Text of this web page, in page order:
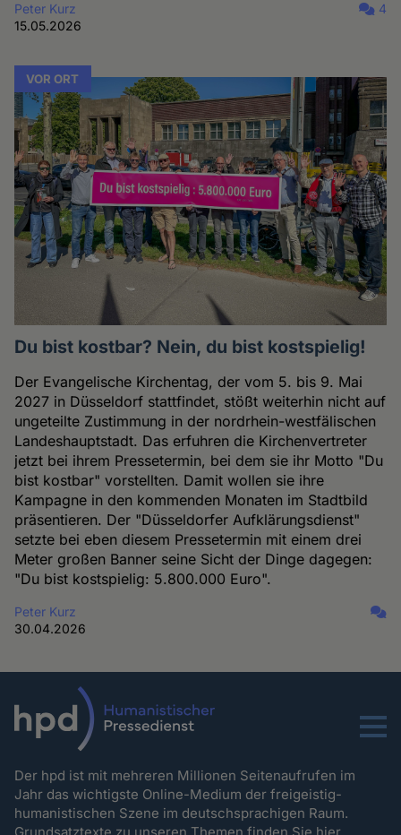
Peter Kurz
15.05.2026
4
VOR ORT
Du bist kostbar? Nein, du bist kostspielig!
Der Evangelische Kirchentag, der vom 5. bis 9. Mai
2027 in Düsseldorf stattfindet, stößt weiterhin nicht auf
ungeteilte Zustimmung in der nordrhein-westfälischen
Landeshauptstadt. Das erfuhren die Kirchenvertreter
jetzt bei ihrem Pressetermin, bei dem sie ihr Motto "Du
bist kostbar" vorstellten. Damit wollen sie ihre
Kampagne in den kommenden Monaten im Stadtbild
präsentieren. Der "Düsseldorfer Aufklärungsdienst"
setzte bei eben diesem Pressetermin mit einem drei
Meter großen Banner seine Sicht der Dinge dagegen:
"Du bist kostspielig: 5.800.000 Euro".
Peter Kurz
30.04.2026
Menu
Der hpd ist mit mehreren Millionen Seitenaufrufen im
Jahr das wichtigste Online-Medium der freigeistig-
humanistischen Szene im deutschsprachigen Raum.